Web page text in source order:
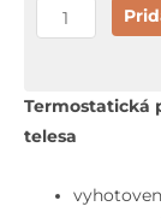
množstvo
Ideal
CeraTherm
Termostatická
batéria
Termostatická
telesa